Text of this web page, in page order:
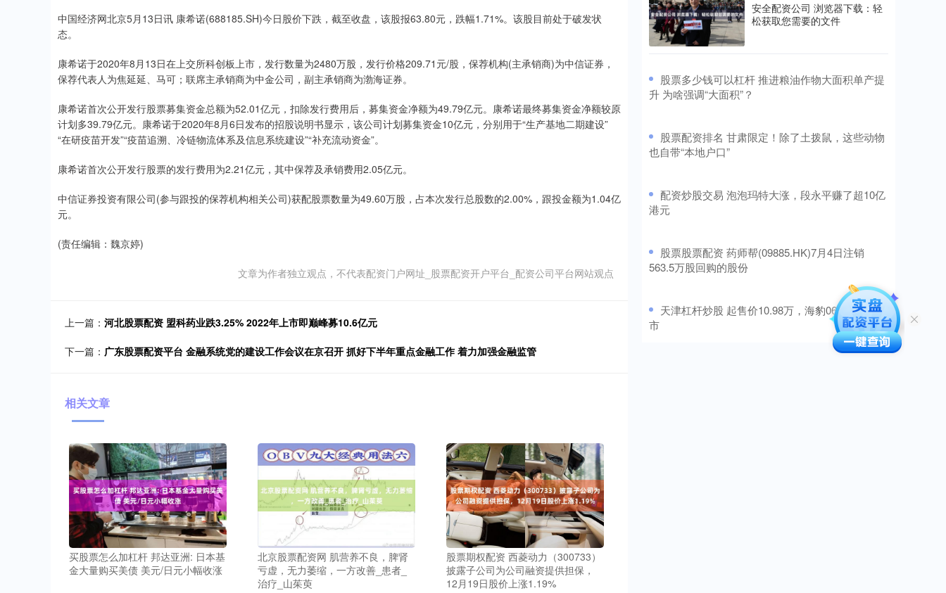
中国经济网北京5月13日讯 康希诺(688185.SH)今日股价下跌，截至收盘，该股报63.80元，跌幅1.71%。该股目前处于破发状
态。
康希诺于2020年8月13日在上交所科创板上市，发行数量为2480万股，发行价格209.71元/股，保荐机构(主承销商)为中信证券，
保荐代表人为焦延延、马可；联席主承销商为中金公司，副主承销商为渤海证券。
康希诺首次公开发行股票募集资金总额为52.01亿元，扣除发行费用后，募集资金净额为49.79亿元。康希诺最终募集资金净额较原
计划多39.79亿元。康希诺于2020年8月6日发布的招股说明书显示，该公司计划募集资金10亿元，分别用于“生产基地二期建设”
“在研疫苗开发”“疫苗追溯、冷链物流体系及信息系统建设”“补充流动资金”。
康希诺首次公开发行股票的发行费用为2.21亿元，其中保荐及承销费用2.05亿元。
中信证券投资有限公司(参与跟投的保荐机构相关公司)获配股票数量为49.60万股，占本次发行总股数的2.00%，跟投金额为1.04亿
元。
(责任编辑：魏京婷)
文章为作者独立观点，不代表配资门户网址_股票配资开户平台_配资公司平台网站观点
上一篇： 河北股票配资 盟科药业跌3.25% 2022年上市即巅峰募10.6亿元
下一篇： 广东股票配资平台 金融系统党的建设工作会议在京召开 抓好下半年重点金融工作 着力加强金融监管
相关文章
买股票怎么加杠杆 邦达亚洲: 日本基
金大量购买美债 美元/日元小幅收涨
北京股票配资网 肌营养不良，脾肾
亏虚，无力萎缩，一方改善_患者_
治疗_山茱萸
股票期权配资 西菱动力（300733）
披露子公司为公司融资提供担保，
12月19日股价上涨1.19%
安全配资公司 浏览器下载：轻
松获取您需要的文件
​股票多少钱可以杠杆 推进粮油作物大面积单产提
升 为啥强调“大面积”？
​股票配资排名 甘肃限定！除了土拨鼠，这些动物
也自带“本地户口”
​配资炒股交易 泡泡玛特大涨，段永平赚了超10亿
港元
​股票股票配资 药师帮(09885.HK)7月4日注销
563.5万股回购的股份
​天津杠杆炒股 起售价10.98万，海豹06EV广州上
市